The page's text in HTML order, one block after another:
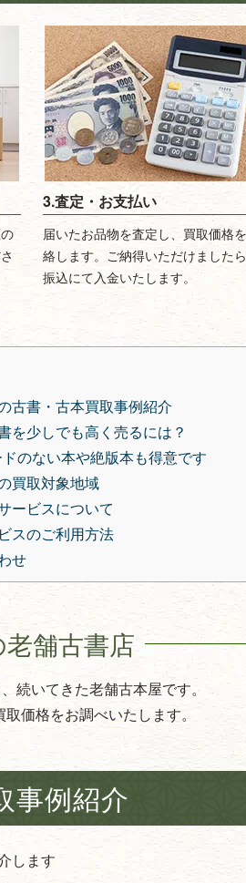
3.査定・お支払い
届いたお品物を査定し、買取価格
絡します。ご納得いただけました
振込にて入金いたします。
古書・古本買取事例紹介
を少しでも高く売るには？
のない本や絶版本も得意です
買取対象地域
ービスについて
スのご利用方法
せ
舗古書店
続いてきた老舗古本屋です。
価格をお調べいたします。
事例紹介
します